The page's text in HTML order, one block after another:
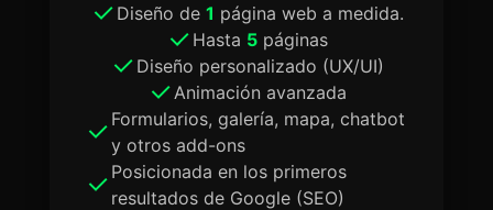
Diseño de 1 página web a medida.
Hasta 5páginas
Diseño personalizado (UX/UI)
Animación avanzada
Formularios, galería, mapa, chatbot
y otros add-ons
Posicionada en los primeros
resultados de Google (SEO)